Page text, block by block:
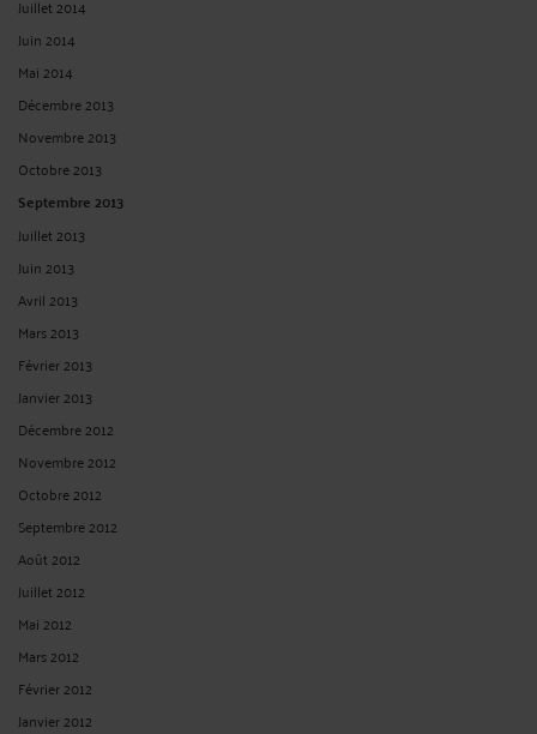
Juillet 2014
Juin 2014
Mai 2014
Décembre 2013
Novembre 2013
Octobre 2013
Septembre 2013
Juillet 2013
Juin 2013
Avril 2013
Mars 2013
Février 2013
Janvier 2013
Décembre 2012
Novembre 2012
Octobre 2012
Septembre 2012
Août 2012
Juillet 2012
Mai 2012
Mars 2012
Février 2012
Janvier 2012